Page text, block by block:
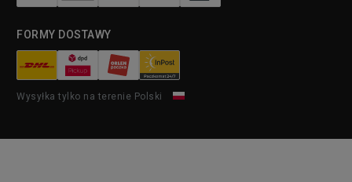
FORMY DOSTAWY
Wysyłka tylko na terenie Polski